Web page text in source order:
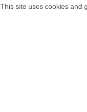
This site uses cookies and